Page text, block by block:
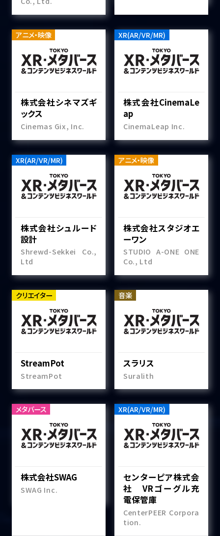
アニメ・映像
株式会社シネマズギ
ックス
Cinemas Gix, Inc.
XR(AR/VR/MR)
株式会社CinemaLe
ap
CinemaLeap Inc.
XR(AR/VR/MR)
株式会社シュルード
設計
Shrewd-Sekkei Co.,
Ltd
アニメ・映像
株式会社スタジオエ
ーワン
STUDIO A-ONE ONE
Co., Ltd
クリエイター
StreamPot
StreamPot
音楽
スラリス
Suralith
メタバース
株式会社SWAG
SWAG Inc.
XR(AR/VR/MR)
センターピア株式会
社 VRゴーグル充
電保管庫
CenterPEER Corpora
tion.